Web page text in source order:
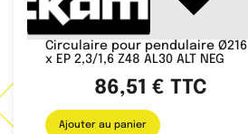
Circulaire pour pendulaire Ø216
x EP 2,3/1,6 Z48 AL30 ALT NEG
86,51 € TTC
Ajouter au panier